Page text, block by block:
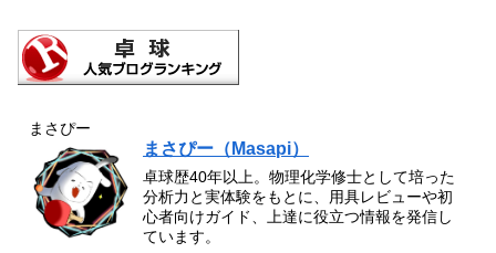
まさぴー
まさぴー（Masapi）
卓球歴40年以上。物理化学修士として培った
分析力と実体験をもとに、用具レビューや初
心者向けガイド、上達に役立つ情報を発信し
ています。